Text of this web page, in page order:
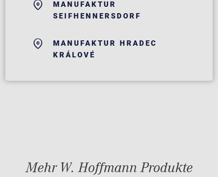
MANUFAKTUR
SEIFHENNERSDORF
MANUFAKTUR HRADEC
KRÁLOVÉ
Mehr W. Hoffmann Produkte